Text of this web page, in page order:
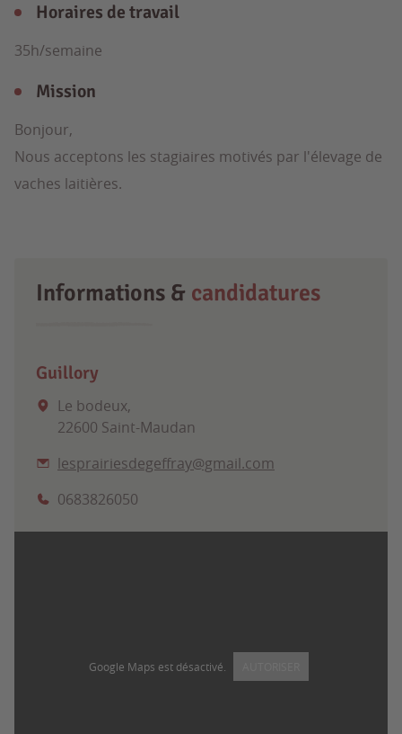
Horaires de travail
35h/semaine
Mission
Bonjour,
Nous acceptons les stagiaires motivés par l'élevage de
vaches laitières.
Informations & candidatures
Guillory
Le bodeux,
22600 Saint-Maudan
lesprairiesdegeffray@gmail.com
0683826050
Google Maps est désactivé.